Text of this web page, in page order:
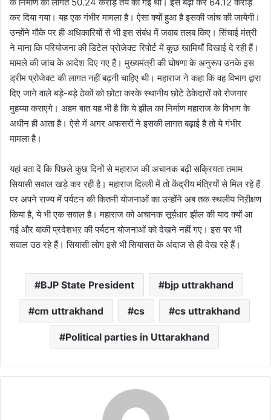
के निर्माण की लागत 50.24 करोड़ तय की गई थी। इसे बढ़ा कर 64.12 करोड़
कर दिया गया। यह एक गंभीर मामला है। ऐसा क्यों हुआ है इसकी जांच की जायेगी।
उन्होंने मौके पर ही अधिकारियों से भी इस संबंध में जवाब तलब किए। सिंचाई मंत्री
ने माना कि परियोजना की डिटेल प्रोजेक्ट रिपोर्ट में कुछ खामियाँ दिखाई दे रही हैं।
मामले की जांच के आदेश दिए गए हैं। मुख्यमंत्री की घोषणा के अनुरूप उनके इस
ड्रीम प्रोजेक्ट की लागत नहीं बढ़नी चाहिए थी। महाराज ने कहा कि वह विभाग द्वारा
दिए जाने वाले बड़े-बड़े ठेकों को छोटा करके स्थानीय छोटे ठेकेदारों को रोजगार
मुहय्या कराएगे। अहम बात यह भी है कि ये झील का निर्माण महाराज के विभाग के
अधीन ही आता है। ऐसे में अगर अफसरों ने इसकी लागत बढ़ाई है तो ये गंभीर
मामला है।
यहां बता दें कि पिछले कुछ दिनों से महाराज की अचानक बढ़ी सक्रियता तमाम
सियासी सवाल खड़े कर रही है। महाराज दिल्ली में तो केंद्रीय मंत्रियों से मिल रहे हैं
पर अपने राज्य में पर्यटन की कितनी योजनाओं का उन्होंने अब तक स्थलीय निऱीक्षण
किया है, ये भी एक सवाल है। महाराज को अचानक सूर्य़धार झील की याद क्यों आ
गई और बाकी प्रदेशभऱ की पर्यटन योजनाओं को देखने नहीं गए। इस पर भी
सवाल उठ रहे हैं। सियासी लोग इसे भी सियासत के अंदाज से ही देख रहे हैं।
BJP State President bjp uttrakhand
cm uttrakhand cs cs uttrakhand
Political parties in Uttarakhand